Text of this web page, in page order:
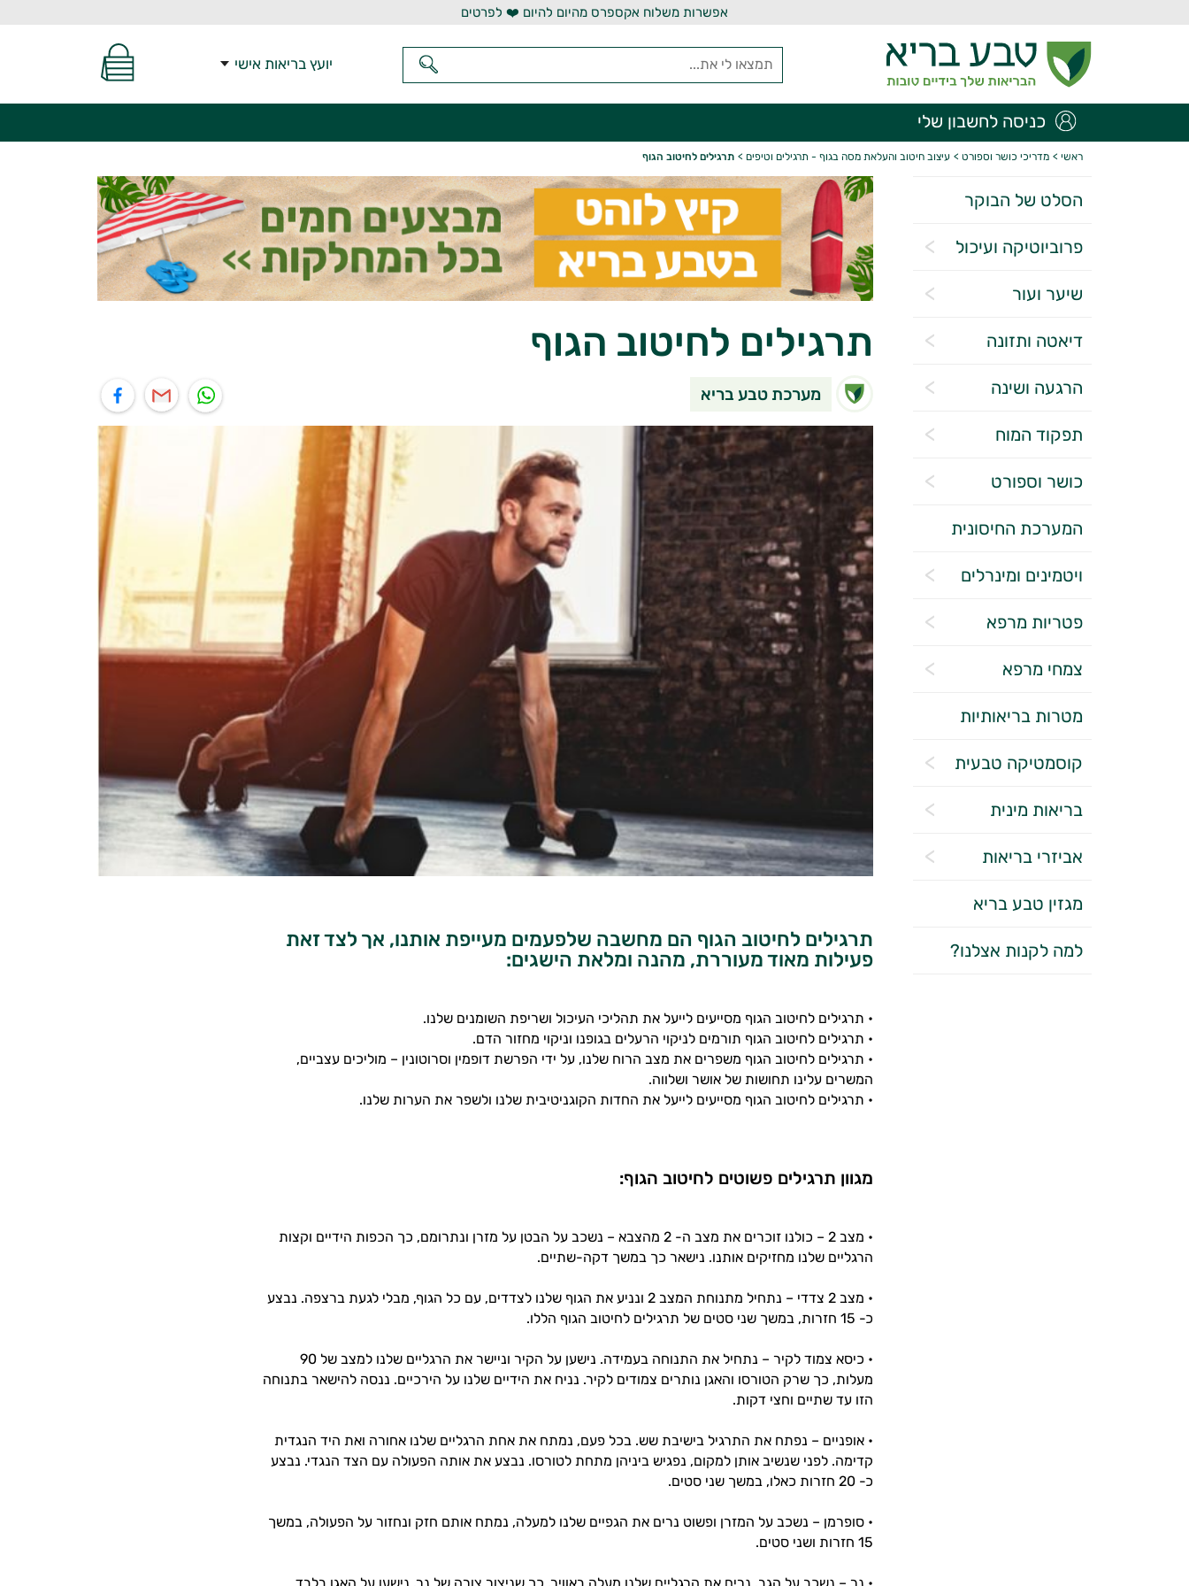
אפשרות משלוח אקספרס מהיום להיום ❤️ לפרטים
יועץ בריאות אישי
כניסה לחשבון שלי
ראשי > מדריכי כושר וספורט > עיצוב חיטוב והעלאת מסה בגוף - תרגילים וטיפים > תרגילים לחיטוב הגוף
הסלט של הבוקר
פרוביוטיקה ועיכול
שיער ועור
דיאטה ותזונה
הרגעה ושינה
תפקוד המוח
כושר וספורט
המערכת החיסונית
ויטמינים ומינרלים
פטריות מרפא
צמחי מרפא
מטרות בריאותיות
קוסמטיקה טבעית
בריאות מינית
אביזרי בריאות
מגזין טבע בריא
למה לקנות אצלנו?
תרגילים לחיטוב הגוף
מערכת טבע בריא
תרגילים לחיטוב הגוף הם מחשבה שלפעמים מעייפת אותנו, אך לצד זאת
פעילות מאוד מעוררת, מהנה ומלאת הישגים:
• תרגילים לחיטוב הגוף מסייעים לייעל את תהליכי העיכול ושריפת השומנים שלנו.
• תרגילים לחיטוב הגוף תורמים לניקוי הרעלים בגופנו וניקוי מחזור הדם.
• תרגילים לחיטוב הגוף משפרים את מצב הרוח שלנו, על ידי הפרשת דופמין וסרוטונין – מוליכים עצביים,
המשרים עלינו תחושות של אושר ושלווה.
• תרגילים לחיטוב הגוף מסייעים לייעל את החדות הקוגניטיבית שלנו ולשפר את הערות שלנו.
מגוון תרגילים פשוטים לחיטוב הגוף:
• מצב 2 – כולנו זוכרים את מצב ה- 2 מהצבא – נשכב על הבטן על מזרן ונתרומם, כך הכפות הידיים וקצות
הרגליים שלנו מחזיקים אותנו. נישאר כך במשך דקה-שתיים.
• מצב 2 צדדי – נתחיל מתנוחת המצב 2 ונניע את הגוף שלנו לצדדים, עם כל הגוף, מבלי לגעת ברצפה. נבצע
כ- 15 חזרות, במשך שני סטים של תרגילים לחיטוב הגוף הללו.
• כיסא צמוד לקיר – נתחיל את התנוחה בעמידה. נישען על הקיר וניישר את הרגליים שלנו למצב של 90
מעלות, כך שרק הטורסו והאגן נותרים צמודים לקיר. נניח את הידיים שלנו על הירכיים. ננסה להישאר בתנוחה
הזו עד שתיים וחצי דקות.
• אופניים – נפתח את התרגיל בישיבת שש. בכל פעם, נמתח את אחת הרגליים שלנו אחורה ואת היד הנגדית
קדימה. לפני שנשיב אותן למקום, נפגיש ביניהן מתחת לטורסו. נבצע את אותה הפעולה עם הצד הנגדי. נבצע
כ- 20 חזרות כאלו, במשך שני סטים.
• סופרמן – נשכב על המזרן ופשוט נרים את הגפיים שלנו למעלה, נמתח אותם חזק ונחזור על הפעולה, במשך
15 חזרות ושני סטים.